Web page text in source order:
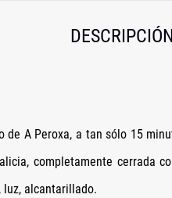
DESCRIPCIÓN
de A Peroxa, a tan sólo 15
completamente cerrada
luz, alcantarillado.